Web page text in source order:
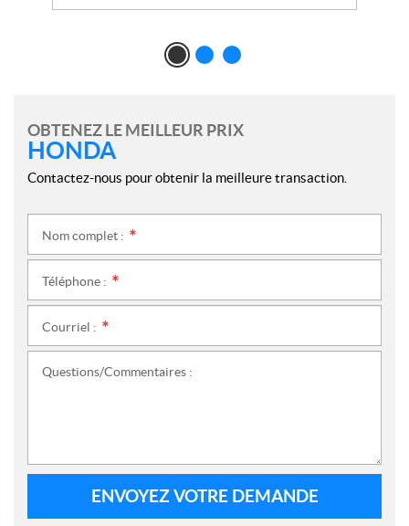
OBTENEZ LE MEILLEUR PRIX
HONDA
Contactez-nous pour obtenir la meilleure transaction.
Nom complet :
Téléphone :
Courriel :
Questions/Commentaires :
ENVOYEZ VOTRE DEMANDE